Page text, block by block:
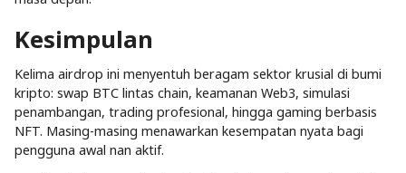
Kesimpulan
Kelima airdrop ini menyentuh beragam sektor krusial di bumi
kripto: swap BTC lintas chain, keamanan Web3, simulasi
penambangan, trading profesional, hingga gaming berbasis
NFT. Masing-masing menawarkan kesempatan nyata bagi
pengguna awal nan aktif.